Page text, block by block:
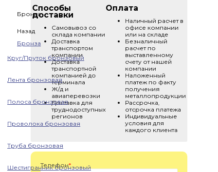
Бронза
Назад
Бронза
Круг/Пруток бронзовый
Лента бронзовая
Полоса бронзовая
Проволока бронзовая
Труба бронзовая
Шестигранник бронзовый
Способы
доставки
Самовывоз со
склада компании
Доставка
транспортом
компании
Доставка
транспортной
компанией до
терминала
Ж/д и
авиаперевозки
Доставка для
труднодоступных
регионов
Оплата
Наличный расчет в
офисе компании
или на складе
Безналичный
расчет по
выставленному
счету от нашей
компании
Наложенный
платеж по факту
получения
металлопродукции
Рассрочка,
отсрочка платежа
Индивидуальные
условия для
каждого клиента
Телефон*